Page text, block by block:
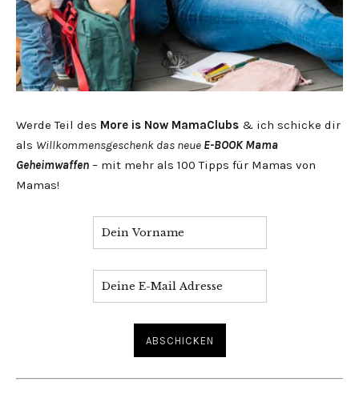
Werde Teil des More is Now MamaClubs & ich schicke dir
als Willkommensgeschenk das neue E-BOOK Mama
Geheimwaffen – mit mehr als 100 Tipps für Mamas von
Mamas!